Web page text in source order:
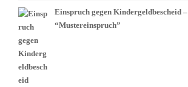
Einspruch gegen Kindergeldbescheid –
“Mustereinspruch”